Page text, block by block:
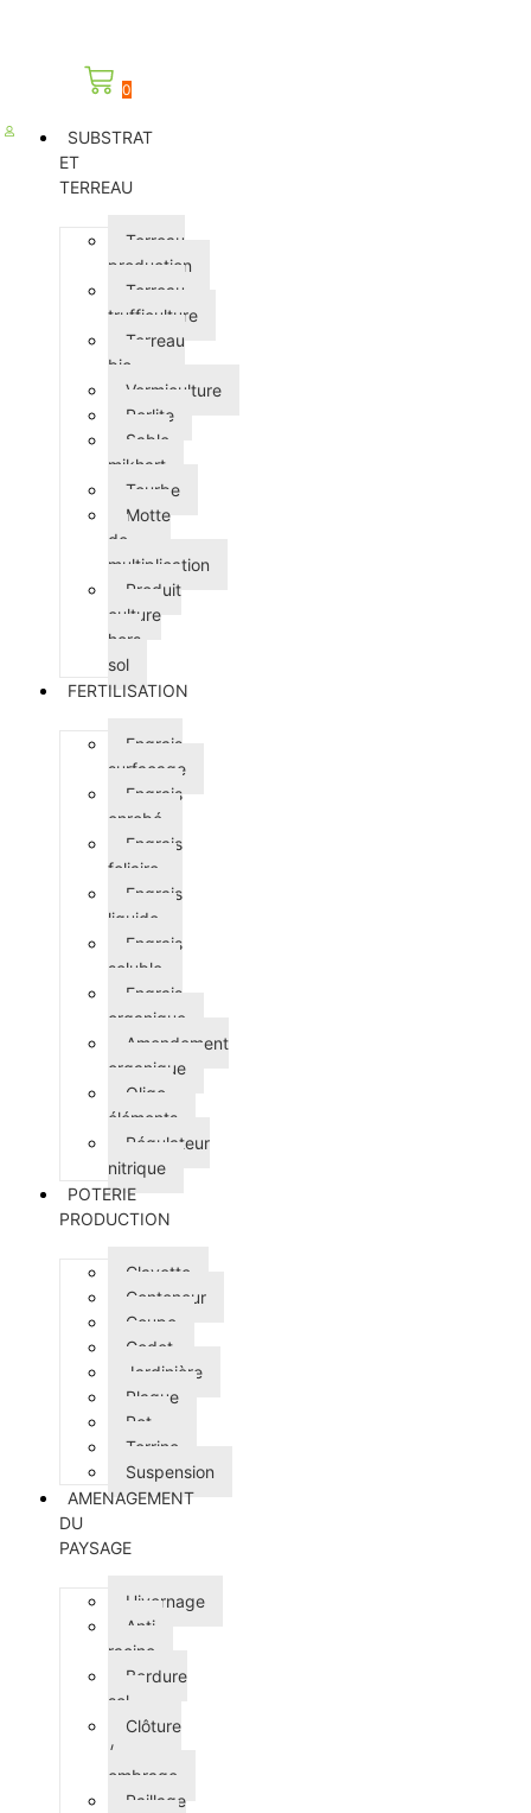
0
SUBSTRAT
ET
TERREAU
Terreau
production
Terreau
trufficulture
Terreau
bio
Vermiculture
Perlite
Sable
mikhart
Tourbe
Motte
de
multiplication
Produit
culture
hors
sol
FERTILISATION
Engrais
surfaçage
Engrais
enrobé
Engrais
foliaire
Engrais
liquide
Engrais
soluble
Engrais
organique
Amendement
organique
Oligo-
éléments
Régulateur
nitrique
POTERIE
PRODUCTION
Clayette
Conteneur
Coupe
Godet
Jardinière
Plaque
Pot
Terrine
Suspension
AMENAGEMENT
DU
PAYSAGE
Hivernage
Anti-
racine
Bordure
sol
Clôture
/
ombrage
Paillage